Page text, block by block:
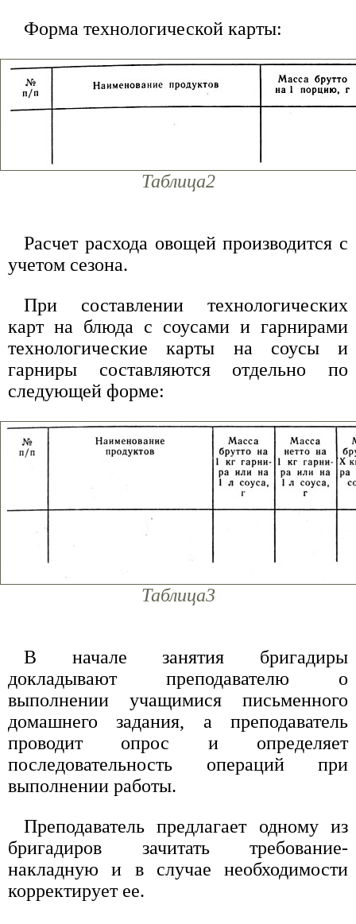
Форма технологической карты:
Таблица2
Расчет расхода овощей производится с
учетом сезона.
При составлении технологических
карт на блюда с соусами и гарнирами
технологические карты на соусы и
гарниры составляются отдельно по
следующей форме:
Таблица3
В начале занятия бригадиры
докладывают преподавателю о
выполнении учащимися письменного
домашнего задания, а преподаватель
проводит опрос и определяет
последовательность операций при
выполнении работы.
Преподаватель предлагает одному из
бригадиров зачитать требование-
накладную и в случае необходимости
корректирует ее.